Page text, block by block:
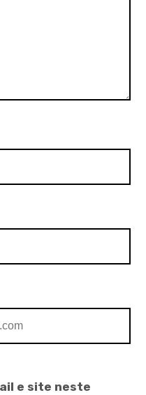
e site neste